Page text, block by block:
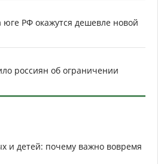
юге РФ окажутся дешевле новой
россиян об ограничении
и детей: почему важно вовремя